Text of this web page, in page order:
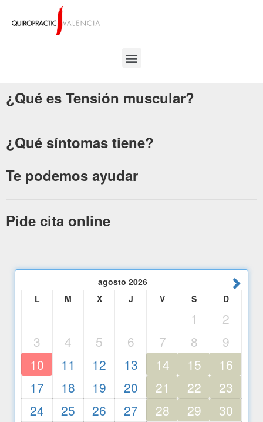
¿Qué es Tensión muscular?
¿Qué síntomas tiene?
Te podemos ayudar
Pide cita online
agosto 2026
L
M X J V S D
1
2
3
4 5 6 7 8
9
10
11 12 13 14 15
16
17
18 19 20 21 22
23
24
25 26 27 28 29
30